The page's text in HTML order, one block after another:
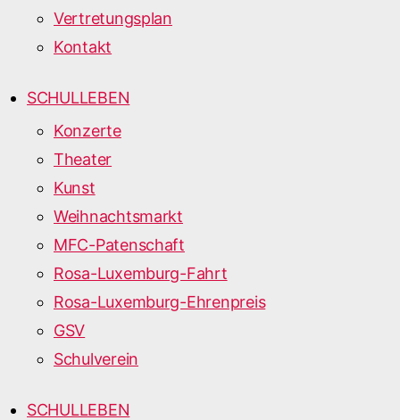
Vertretungsplan
Kontakt
SCHULLEBEN
Konzerte
Theater
Kunst
Weihnachtsmarkt
MFC-Patenschaft
Rosa-Luxemburg-Fahrt
Rosa-Luxemburg-Ehrenpreis
GSV
Schulverein
SCHULLEBEN